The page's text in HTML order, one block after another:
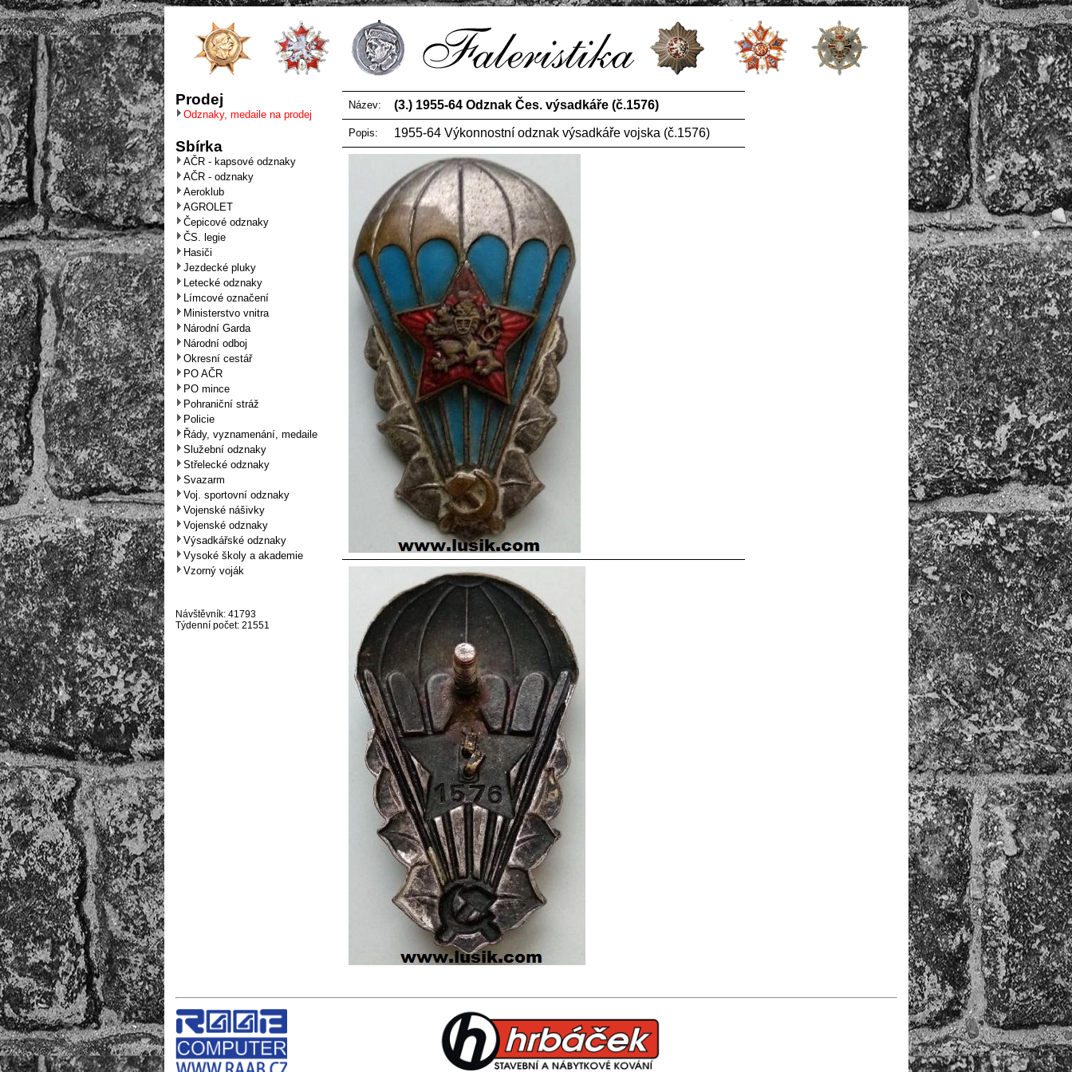
Prodej
Odznaky, medaile na prodej
Sbírka
AČR - kapsové odznaky
AČR - odznaky
Aeroklub
AGROLET
Čepicové odznaky
ČS. legie
Hasiči
Jezdecké pluky
Letecké odznaky
Límcové označení
Ministerstvo vnitra
Národní Garda
Národní odboj
Okresní cestář
PO AČR
PO mince
Pohraniční stráž
Policie
Řády, vyznamenání, medaile
Služební odznaky
Střelecké odznaky
Svazarm
Voj. sportovní odznaky
Vojenské nášivky
Vojenské odznaky
Výsadkářské odznaky
Vysoké školy a akademie
Vzorný voják
Návštěvník: 41793
Týdenní počet: 21551
Název: (3.) 1955-64 Odznak Čes. výsadkáře (č.1576)
Popis: 1955-64 Výkonnostní odznak výsadkáře vojska (č.1576)